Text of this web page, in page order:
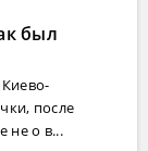
был
после
не о в...